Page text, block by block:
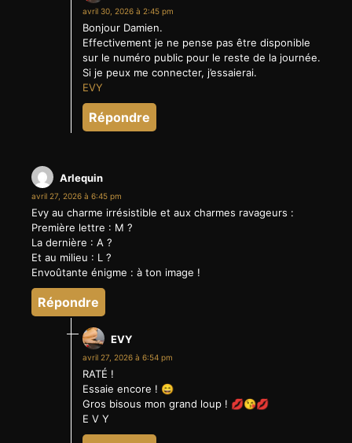
avril 30, 2026 à 2:45 pm
Bonjour Damien.
Effectivement je ne pense pas être disponible
sur le numéro public pour le reste de la journée.
Si je peux me connecter, j’essaierai.
EVY
Répondre
Arlequin
avril 27, 2026 à 6:45 pm
Evy au charme irrésistible et aux charmes ravageurs :
Première lettre : M ?
La dernière : A ?
Et au milieu : L ?
Envoûtante énigme : à ton image !
Répondre
EVY
avril 27, 2026 à 6:54 pm
RATÉ !
Essaie encore ! 😄
Gros bisous mon grand loup ! 💋😘💋
E V Y